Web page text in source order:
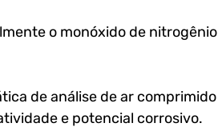
o monóxido de nitrogênio
de análise de ar comprimido
e potencial corrosivo.